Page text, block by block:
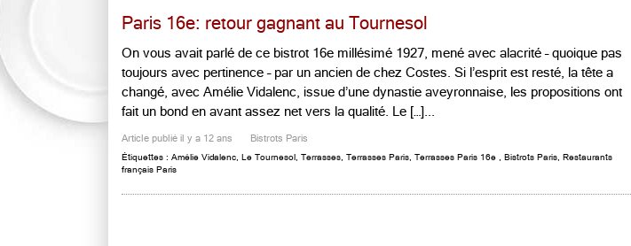
Paris 16e: retour gagnant au Tournesol
On vous avait parlé de ce bistrot 16e millésimé 1927, mené avec alacrité – quoique pas
toujours avec pertinence – par un ancien de chez Costes. Si l’esprit est resté, la tête a
changé, avec Amélie Vidalenc, issue d’une dynastie aveyronnaise, les propositions ont
fait un bond en avant assez net vers la qualité. Le […]...
Article publié il y a 12 ans Bistrots Paris
Étiquettes : Amélie Vidalenc Le Tournesol Terrasses Terrasses Paris Terrasses Paris 16e Bistrots Paris Restaurants
français Paris